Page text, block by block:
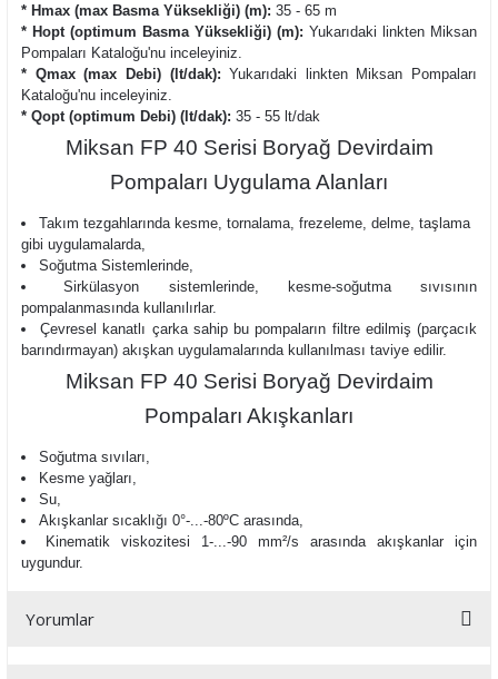
* Hmax (max Basma Yüksekliği) (m): 35 - 65 m
* Hopt (optimum Basma Yüksekliği) (m): Yukarıdaki linkten Miksan
Pompaları Kataloğu'nu inceleyiniz.
* Qmax (max Debi) (lt/dak): Yukarıdaki linkten Miksan Pompaları
Kataloğu'nu inceleyiniz.
* Qopt (optimum Debi) (lt/dak): 35 - 55 lt/dak
Miksan FP 40 Serisi Boryağ Devirdaim
Pompaları Uygulama Alanları
Takım tezgahlarında kesme, tornalama, frezeleme, delme, taşlama
gibi uygulamalarda,
Soğutma Sistemlerinde,
Sirkülasyon sistemlerinde, kesme-soğutma sıvısının
pompalanmasında kullanılırlar.
Çevresel kanatlı çarka sahip bu pompaların filtre edilmiş (parçacık
barındırmayan) akışkan uygulamalarında kullanılması taviye edilir.
Miksan FP 40 Serisi Boryağ Devirdaim
Pompaları Akışkanları
Soğutma sıvıları,
Kesme yağları,
Su,
Akışkanlar sıcaklığı0°-...-80ºC arasında,
Kinematik viskozitesi 1-...-90 mm²/s arasındaakışkanlar için
uygundur.
Yorumlar